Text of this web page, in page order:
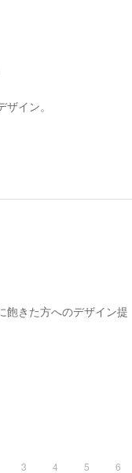
イン。
飽きた方へのデザイン提
3 4 5 6